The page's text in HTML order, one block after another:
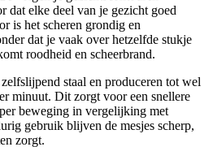
dat elke deel van je gezicht goed
is het scheren grondig en
dat je vaak over hetzelfde stukje
roodheid en scheerbrand.
staal en produceren tot wel
minuut. Dit zorgt voor een snellere
beweging in vergelijking met
gebruik blijven de mesjes scherp,
zorgt.